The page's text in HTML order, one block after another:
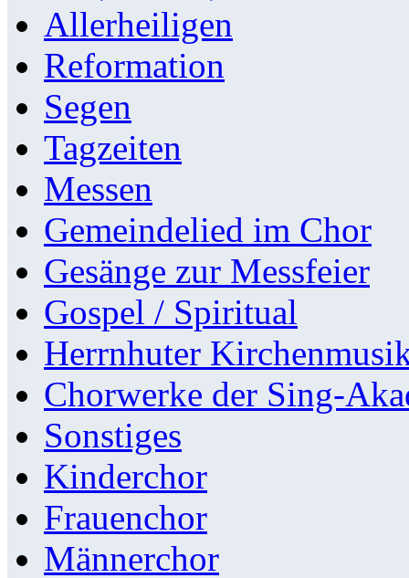
Allerheiligen
Reformation
Segen
Tagzeiten
Messen
Gemeindelied im Chor
Gesänge zur Messfeier
Gospel / Spiritual
Herrnhuter
Chorwerke der Sing-
Sonstiges
Kinderchor
Frauenchor
Männerchor